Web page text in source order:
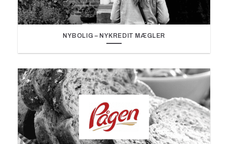
NYBOLIG – NYKREDIT MÆGLER